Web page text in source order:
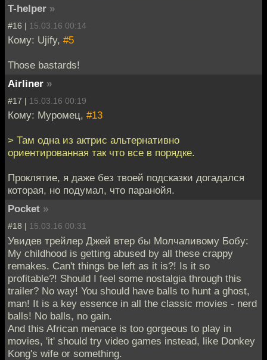
T-helper »
#16 | 15.03.16 00:14
Кому: Ujify, #5
Those bastards!
Airliner »
#17 | 15.03.16 00:19
Кому: Муромец, #13
> Там одна из актрис альтернативно
ориентированная так что все в порядке.
Проклятие, я даже без твоей подсказки догадался
которая, но подумал, что паранойя.
Pocket »
#18 | 15.03.16 00:31
Увидев трейлер Джей втер бы Молчаливому Бобу:
My childhood is getting abused by all these crappy
remakes. Can't things be left as it is?! Is it so
profitable?! Should I feel some nostalgia through this
trailer? No way! You should have balls to hunt a ghost,
man! It is a key essence in all the classic movies - nerd
balls! No balls, no gain.
And this African menace is too gorgeous to play in
movies, 'it' should try video games instead, like Donkey
Kong's wife or something.